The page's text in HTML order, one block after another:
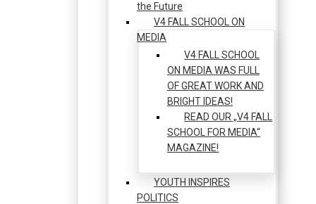
the Future
V4 FALL SCHOOL ON
MEDIA
V4 FALL SCHOOL
ON MEDIA WAS FULL
OF GREAT WORK AND
BRIGHT IDEAS!
READ OUR „V4 FALL
SCHOOL FOR MEDIA“
MAGAZINE!
YOUTH INSPIRES
POLITICS